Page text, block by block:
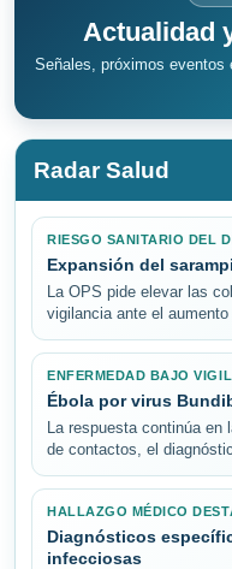
Actualidad
Señales, próximos eventos
Radar Salud
RIESGO SANITARIO DEL
Expansión del
La OPS pide elevar las
vigilancia ante el
ENFERMEDAD BAJO
Ébola por virus
La respuesta continúa en
de contactos, el
HALLAZGO MÉDICO
Diagnósticos
infecciosas